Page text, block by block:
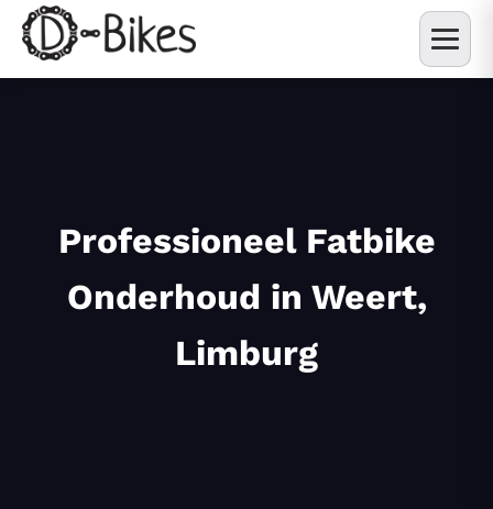
Professioneel Fatbike
Onderhoud in Weert,
Limburg